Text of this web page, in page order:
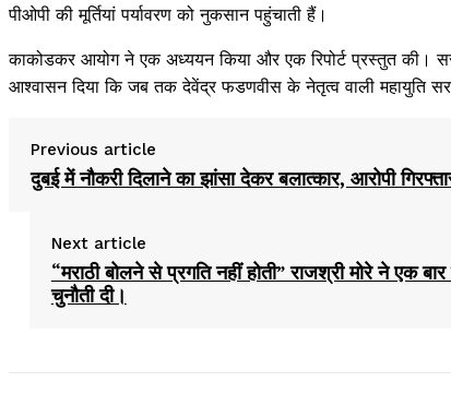
पीओपी की मूर्तियां पर्यावरण को नुकसान पहुंचाती हैं।
काकोडकर आयोग ने एक अध्ययन किया और एक रिपोर्ट प्रस्तुत की।
आश्वासन दिया कि जब तक देवेंद्र फडणवीस के नेतृत्व वाली महायुति
Previous article
दुबई में नौकरी दिलाने का झांसा देकर बलात्कार, आरोपी
Next article
“मराठी बोलने से प्रगति नहीं होती” राजश्री मोरे ने एक
चुनौती दी।